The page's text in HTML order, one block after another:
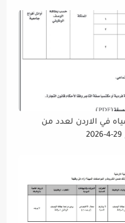
لاستكمال إجراءات التقديم.
في الاردن لعدد من